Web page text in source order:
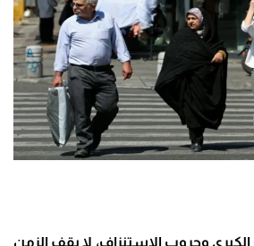
وحروب الاستنزاف، لا يقف الزمن